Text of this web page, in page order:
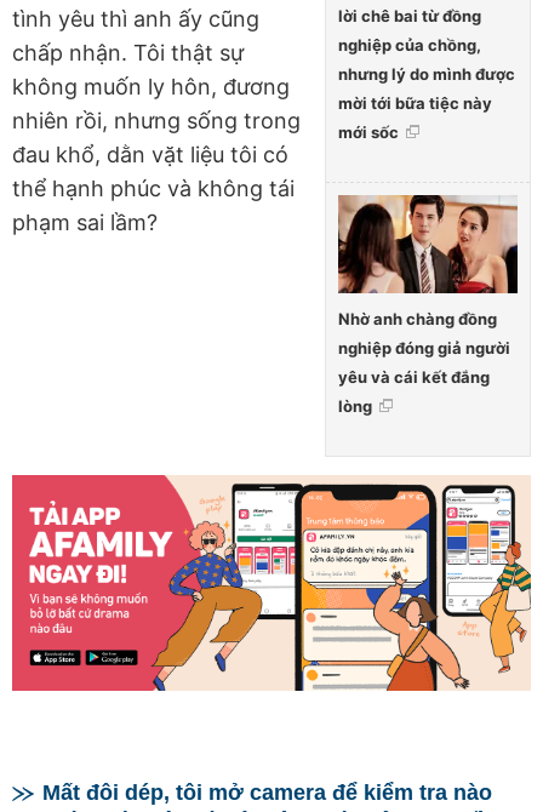
lời chê bai từ đồng
nghiệp của chồng,
nhưng lý do mình được
mời tới bữa tiệc này
mới sốc
Nhờ anh chàng đồng
nghiệp đóng giả người
yêu và cái kết đắng
lòng
tình yêu thì anh ấy cũng
chấp nhận. Tôi thật sự
không muốn ly hôn, đương
nhiên rồi, nhưng sống trong
đau khổ, dằn vặt liệu tôi có
thể hạnh phúc và không tái
phạm sai lầm?
Mất đôi dép, tôi mở camera để kiểm tra nào